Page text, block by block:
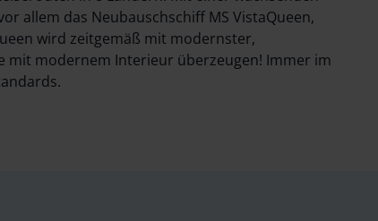
allem das Neubauschschiff MS VistaQueen,
wird zeitgemäß mit modernster,
mit modernem Interieur überzeugen! Immer im